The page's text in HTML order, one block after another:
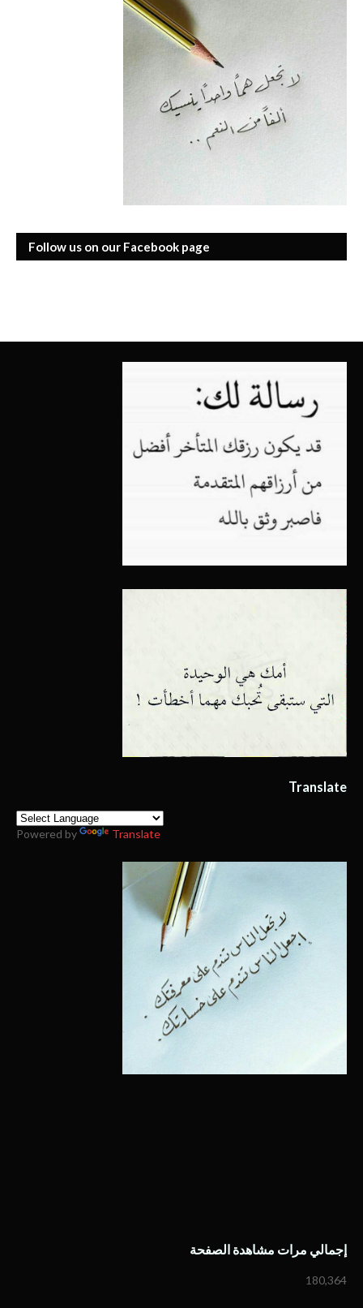
Follow us on our Facebook page
Translate
Powered by Translate
إجمالي مرات مشاهدة الصفحة
180,364